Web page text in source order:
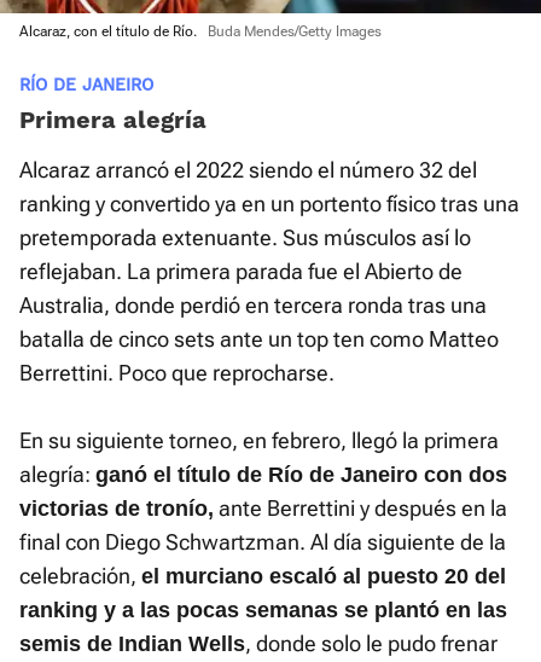
Alcaraz, con el título de Río. Buda Mendes/Getty Images
RÍO DE JANEIRO
Primera alegría
Alcaraz arrancó el 2022 siendo el número 32 del
ranking y convertido ya en un portento físico tras una
pretemporada extenuante. Sus músculos así lo
reflejaban. La primera parada fue el Abierto de
Australia, donde perdió en tercera ronda tras una
batalla de cinco sets ante un top ten como Matteo
Berrettini. Poco que reprocharse.
En su siguiente torneo, en febrero, llegó la primera
alegría: ganó el título de Río de Janeiro con dos
victorias de tronío, ante Berrettini y después en la
final con Diego Schwartzman. Al día siguiente de la
celebración, el murciano escaló al puesto 20 del
ranking y a las pocas semanas se plantó en las
semis de Indian Wells, donde solo le pudo frenar